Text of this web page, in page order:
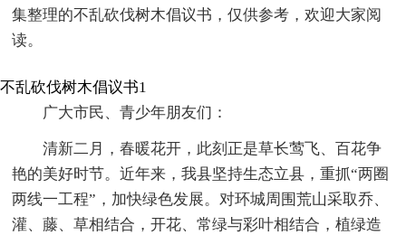
集整理的不乱砍伐树木倡议书，仅供参考，欢迎大家阅
读。
不乱砍伐树木倡议书1
广大市民、青少年朋友们：
清新二月，春暖花开，此刻正是草长莺飞、百花争
艳的美好时节。近年来，我县坚持生态立县，重抓“两圈
两线一工程”，加快绿色发展。对环城周围荒山采取乔、
灌、藤、草相结合，开花、常绿与彩叶相结合，植绿造